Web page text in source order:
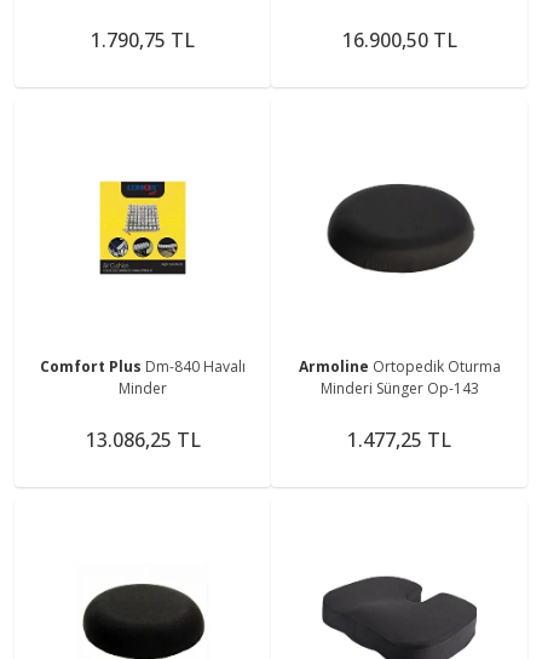
1.790,75 TL 16.900,50 TL
Comfort Plus Dm-840 Havalı
Minder
13.086,25 TL
Armoline Ortopedik Oturma
Minderi Sünger Op-143
1.477,25 TL